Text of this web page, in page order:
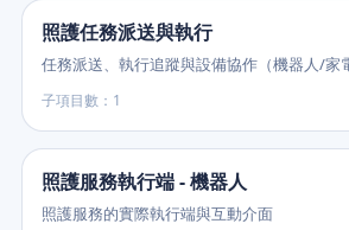
照護任務派送與執行
任務派送、執行追蹤與設備協作（機器人/家
子項目數：1
照護服務執行端 - 機器人
照護服務的實際執行端與互動介面